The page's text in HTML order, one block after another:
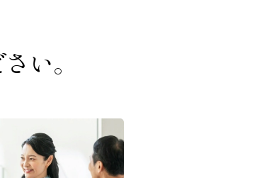
い。